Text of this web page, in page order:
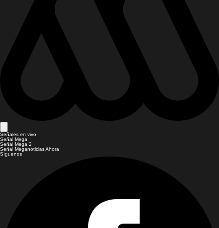
Señales en vivo
Señal Mega
Señal Mega 2
Señal Meganoticias Ahora
Síguenos